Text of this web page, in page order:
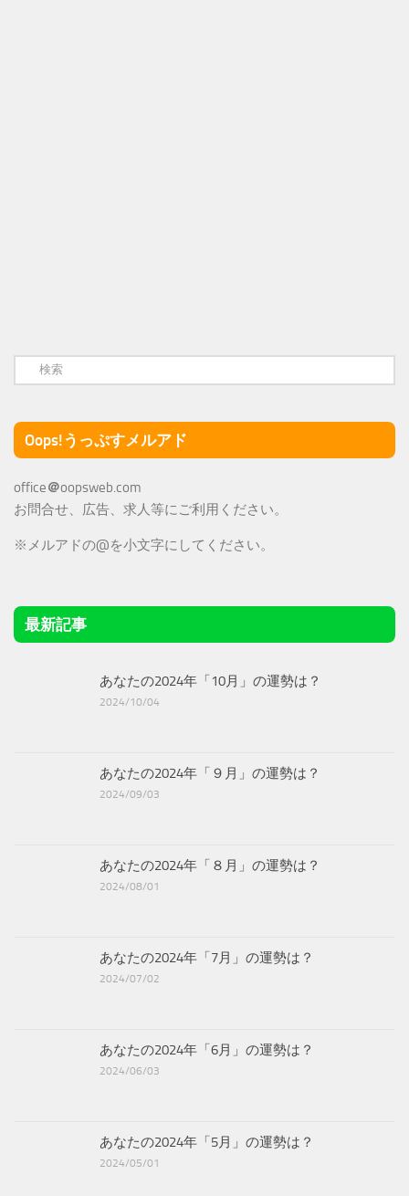
Oops!うっぷすメルアド
office＠oopsweb.com
お問合せ、広告、求人等にご利用ください。
※メルアドの@を小文字にしてください。
最新記事
あなたの2024年「10月」の運勢は？
2024/10/04
あなたの2024年「９月」の運勢は？
2024/09/03
あなたの2024年「８月」の運勢は？
2024/08/01
あなたの2024年「7月」の運勢は？
2024/07/02
あなたの2024年「6月」の運勢は？
2024/06/03
あなたの2024年「5月」の運勢は？
2024/05/01